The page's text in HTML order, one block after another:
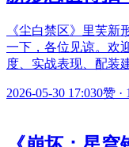
《尘白禁区》里芙
一下，各位见谅。欢
度、实战表现、配装
2026-05-30 17:030赞 ·